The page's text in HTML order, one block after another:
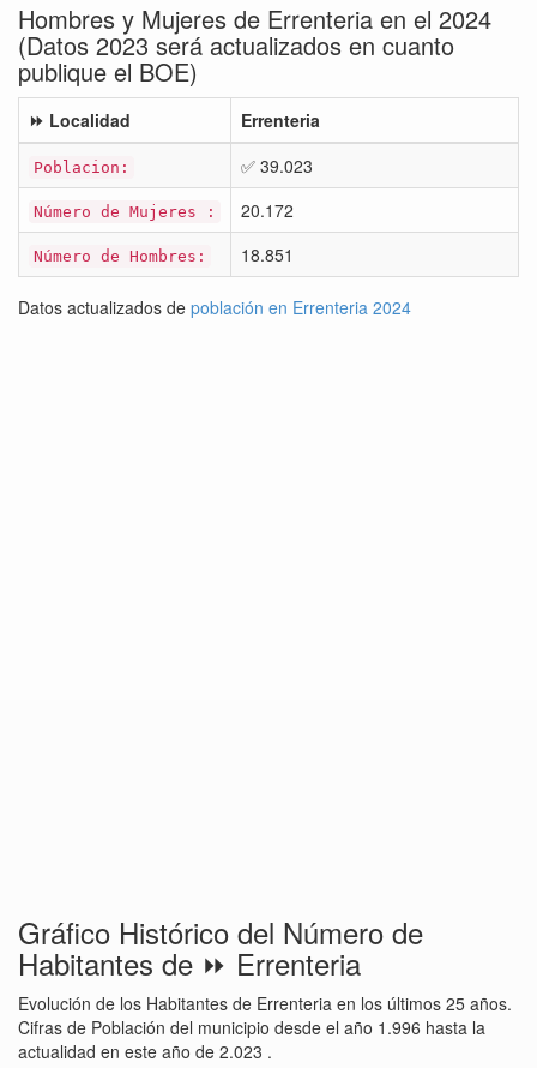
Hombres y Mujeres de Errenteria en el 2024
(Datos 2023 será actualizados en cuanto
publique el BOE)
⏩ Localidad Errenteria
Poblacion: ✅ 39.023
Número de Mujeres : 20.172
Número de Hombres: 18.851
Datos actualizados de población en Errenteria 2024
Gráfico Histórico del Número de
Habitantes de ⏩ Errenteria
Evolución de los Habitantes de Errenteria en los últimos 25 años.
Cifras de Población del municipio desde el año 1.996 hasta la
actualidad en este año de 2.023 .